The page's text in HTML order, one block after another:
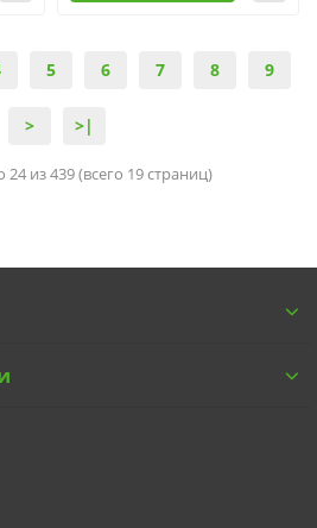
5 6 7 8 9
> >|
24 из 439 (всего 19 страниц)